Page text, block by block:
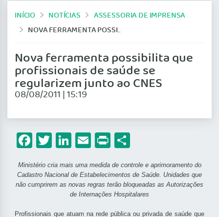
INÍCIO NOTÍCIAS
ASSESSORIA DE IMPRENSA
NOVA FERRAMENTA POSSIBILITA QUE PROFISSIONAIS DE SAÚDE SE REGULARIZEM JUNTO AO CNES
Nova ferramenta possibilita que
profissionais de saúde se
regularizem junto ao CNES
08/08/2011 | 15:19
Facebook
Twitter
LinkedIn
Email
Print
Ministério cria mais uma medida de controle e aprimoramento do
Cadastro Nacional de Estabelecimentos de Saúde. Unidades que
não cumprirem as novas regras terão bloqueadas as Autorizações
de Internações Hospitalares
Profissionais que atuam na rede pública ou privada de saúde que